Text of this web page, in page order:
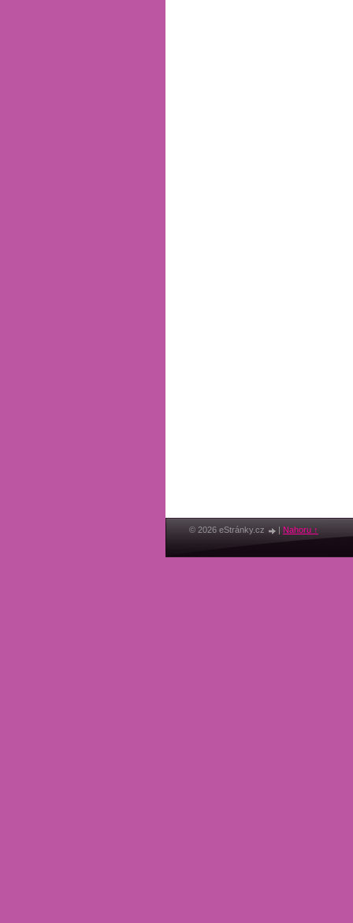
© 2026 eStránky.cz | Nahoru ↑